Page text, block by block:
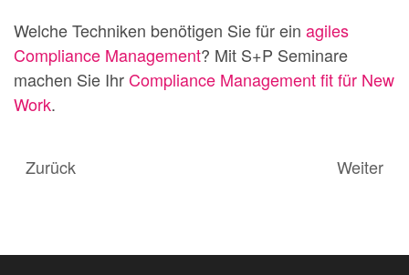
Welche Techniken benötigen Sie für ein agiles
Compliance Management? Mit S+P Seminare
machen Sie Ihr Compliance Management fit für New
Work.
Zurück Weiter